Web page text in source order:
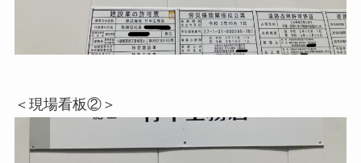
＜現場看板②＞